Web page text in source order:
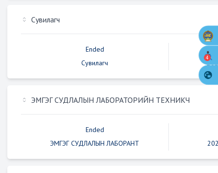
Сувилагч
Ended
Сувилагч
ЭМГЭГ СУДЛАЛЫН ЛАБОРАТОРИЙН ТЕХНИКЧ
Ended
ЭМГЭГ СУДЛАЛЫН ЛАБОРАНТ
4